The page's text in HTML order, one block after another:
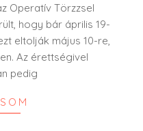
Operatív Törzzsel
hogy bár április 19-
eltolják május 10-re,
Az érettségivel
pedig